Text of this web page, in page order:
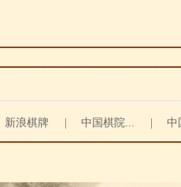
新浪棋牌 中国棋院... 中